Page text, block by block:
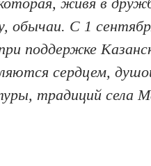
обычаи. С 1
поддержке
сердцем,
традиций села